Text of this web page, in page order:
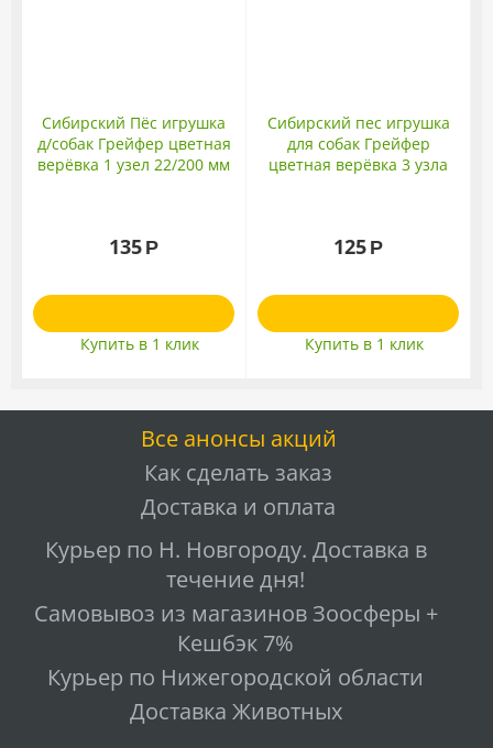
Сибирский Пёс игрушка
д/собак Грейфер цветная
верёвка 1 узел 22/200 мм
135 Р
Купить в 1 клик
Сибирский пес игрушка
для собак Грейфер
цветная верёвка 3 узла
125 Р
Купить в 1 клик
Все анонсы акций
Как сделать заказ
Доставка и оплата
Курьер по Н. Новгороду. Доставка в
течение дня!
Самовывоз из магазинов Зоосферы +
Кешбэк 7%
Курьер по Нижегородской области
Доставка Животных